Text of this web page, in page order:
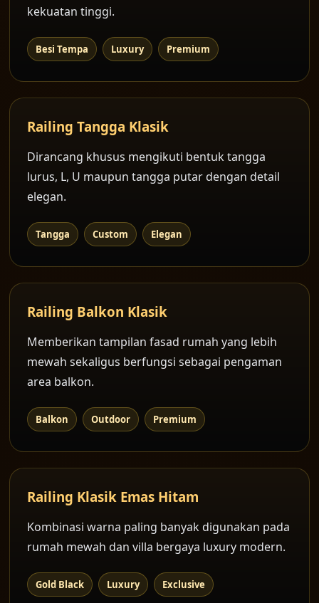
kekuatan tinggi.
Besi Tempa Luxury Premium
Railing Tangga Klasik
Dirancang khusus mengikuti bentuk tangga
lurus, L, U maupun tangga putar dengan detail
elegan.
Tangga Custom Elegan
Railing Balkon Klasik
Memberikan tampilan fasad rumah yang lebih
mewah sekaligus berfungsi sebagai pengaman
area balkon.
Balkon Outdoor Premium
Railing Klasik Emas Hitam
Kombinasi warna paling banyak digunakan pada
rumah mewah dan villa bergaya luxury modern.
Gold Black Luxury Exclusive